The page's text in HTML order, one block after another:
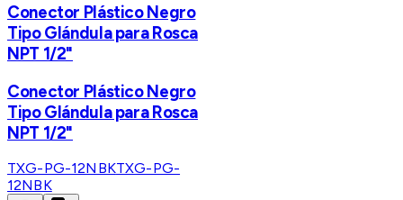
Conector Plástico Negro
Tipo Glándula para Rosca
NPT 1/2"
Conector Plástico Negro
Tipo Glándula para Rosca
NPT 1/2"
TXG-PG-12NBKTXG-PG-
12NBK